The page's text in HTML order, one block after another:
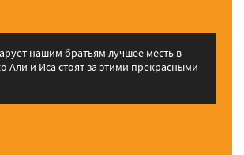
нашим братьям лучшее месть в
Али и Иса стоят за этими прекрасными